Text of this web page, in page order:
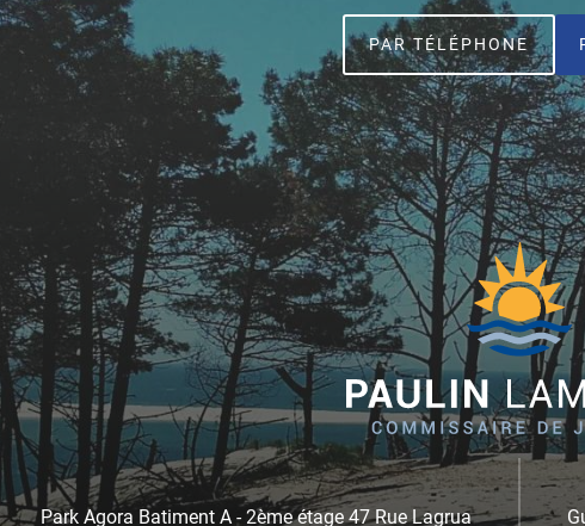
PAR TÉLÉPHONE
Park Agora Batiment A - 2ème étage 47 Rue Lagrua